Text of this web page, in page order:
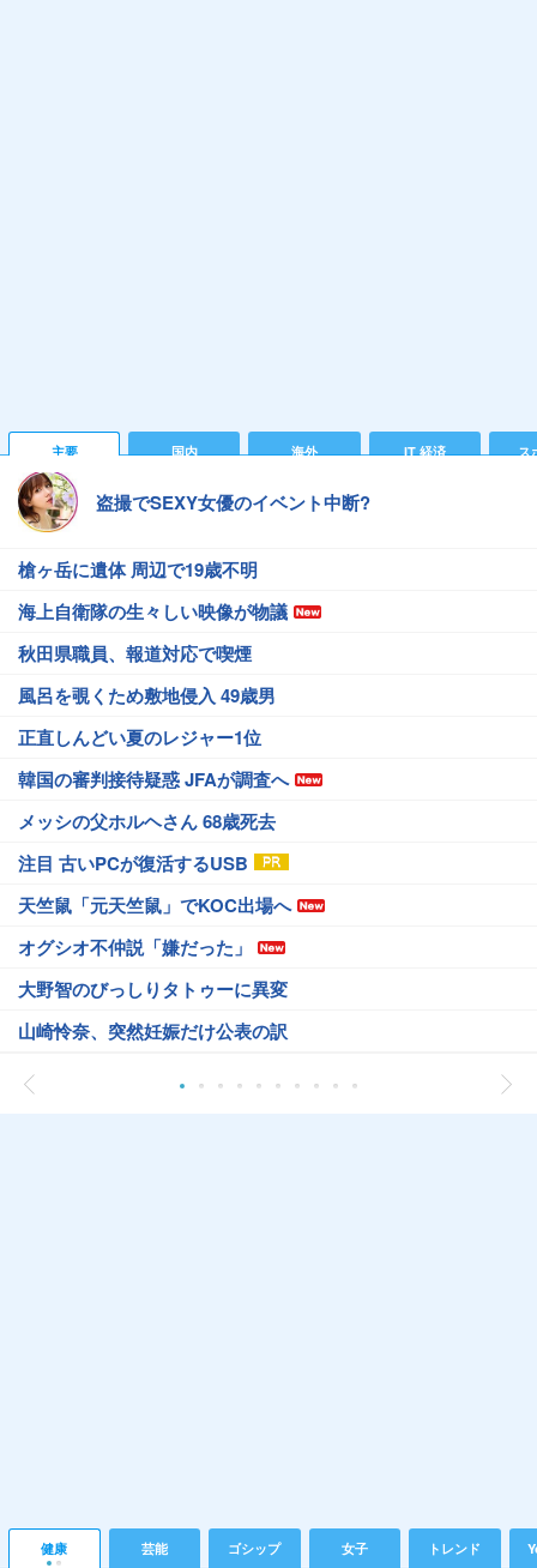
主要 国内 海外 IT 経済 ス
盗撮でSEXY女優のイベント中断?
槍ヶ岳に遺体 周辺で19歳不明
海上自衛隊の生々しい映像が物議
秋田県職員、報道対応で喫煙
風呂を覗くため敷地侵入 49歳男
正直しんどい夏のレジャー1位
韓国の審判接待疑惑 JFAが調査へ
メッシの父ホルヘさん 68歳死去
注目 古いPCが復活するUSB
天竺鼠「元天竺鼠」でKOC出場へ
オグシオ不仲説「嫌だった」
大野智のびっしりタトゥーに異変
山崎怜奈、突然妊娠だけ公表の訳
健康 芸能 ゴシップ 女子 トレンド